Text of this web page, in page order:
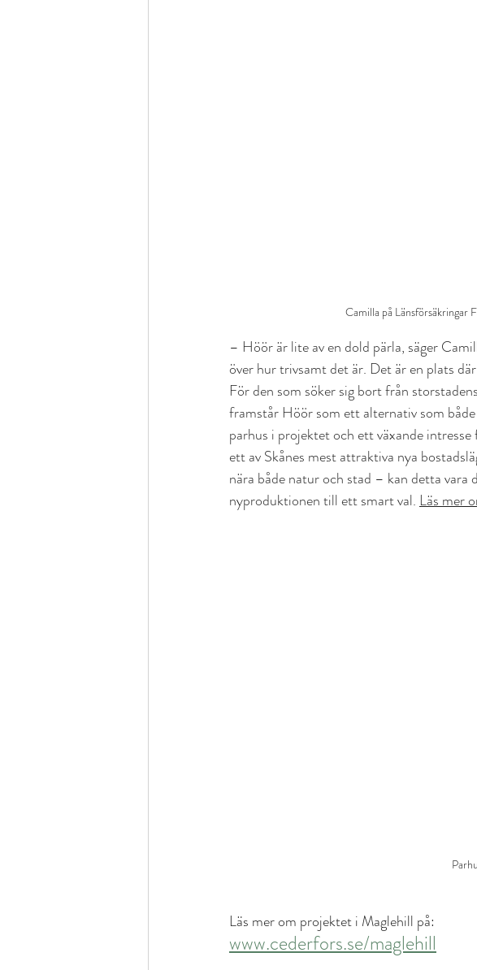
Camilla på Länsförsäkringar
– Höör är lite av en dold pärla, säger
över hur trivsamt det är. Det är en plats
För den som söker sig bort från
framstår Höör som ett alternativ som
parhus i projektet och ett växande
ett av Skånes mest attraktiva nya
nära både natur och stad – kan detta
nyproduktionen till ett smart val. Läs mer
Läs mer om projektet i Maglehill på:
www.cederfors.se/maglehill